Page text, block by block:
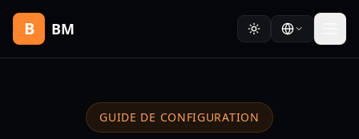
B BM
GUIDE DE CONFIGURATION